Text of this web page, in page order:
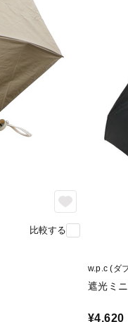
比較する
w.p.c (ダ
遮光ミ
¥4,620